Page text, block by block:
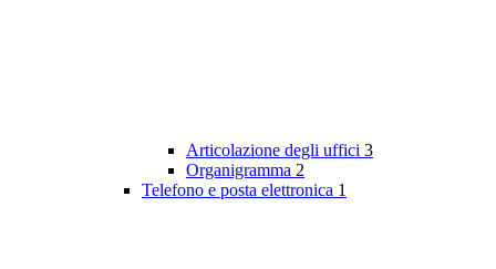
Articolazione degli uffici 3
Organigramma 2
Telefono e posta elettronica 1